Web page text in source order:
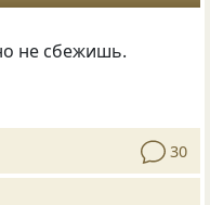
не сбежишь.
30